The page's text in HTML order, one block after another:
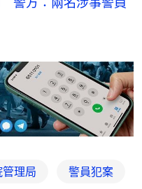
理局 警員犯案